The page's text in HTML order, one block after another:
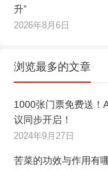
升”
2026年8月6日
浏览最多的文章
1000张门票免费送！
议同步开启！
2024年9月27日
苦菜的功效与作用有